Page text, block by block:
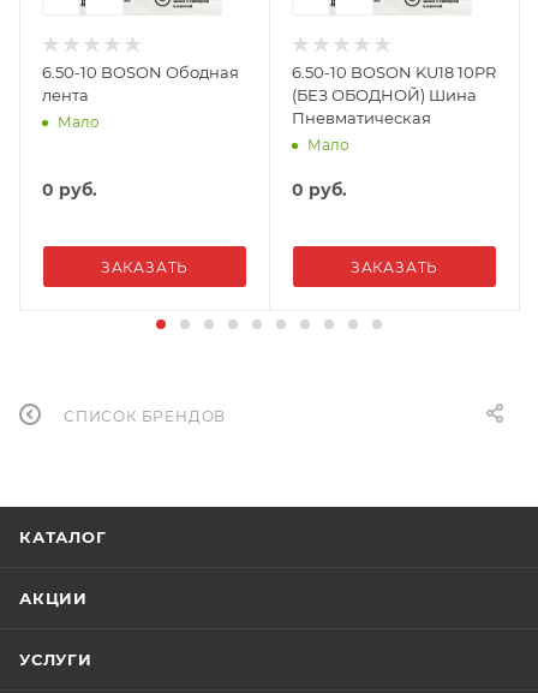
6.50-10 BOSON Ободная
лента
Мало
0 руб.
ЗАКАЗАТЬ
6.50-10 BOSON KU18 10PR
(БЕЗ ОБОДНОЙ) Шина
Пневматическая
Мало
0 руб.
ЗАКАЗАТЬ
СПИСОК БРЕНДОВ
КАТАЛОГ
АКЦИИ
УСЛУГИ